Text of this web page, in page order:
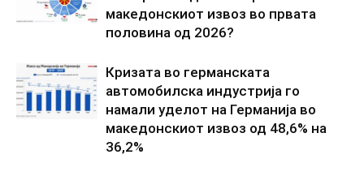
македонскиот извоз во првата
половина од 2026?
Кризата во германската
автомобилска индустрија го
намали уделот на Германија во
македонскиот извоз од 48,6% на
36,2%